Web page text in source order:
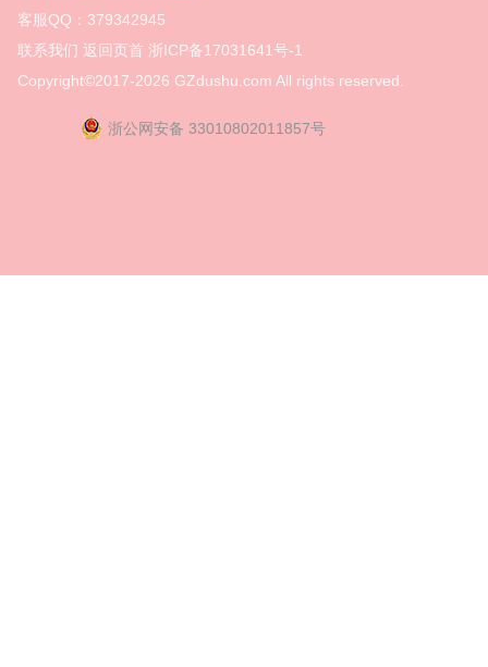
客服QQ：379342945
联系我们 返回页首 浙ICP备17031641号-1
Copyright©2017-2026 GZdushu.com All rights reserved.
浙公网安备 33010802011857号